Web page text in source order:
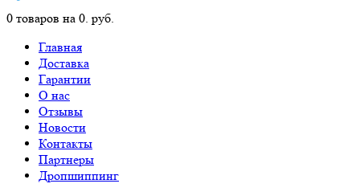
0 товаров на 0. руб.
Главная
Доставка
Гарантии
О нас
Отзывы
Новости
Контакты
Партнеры
Дропшиппинг